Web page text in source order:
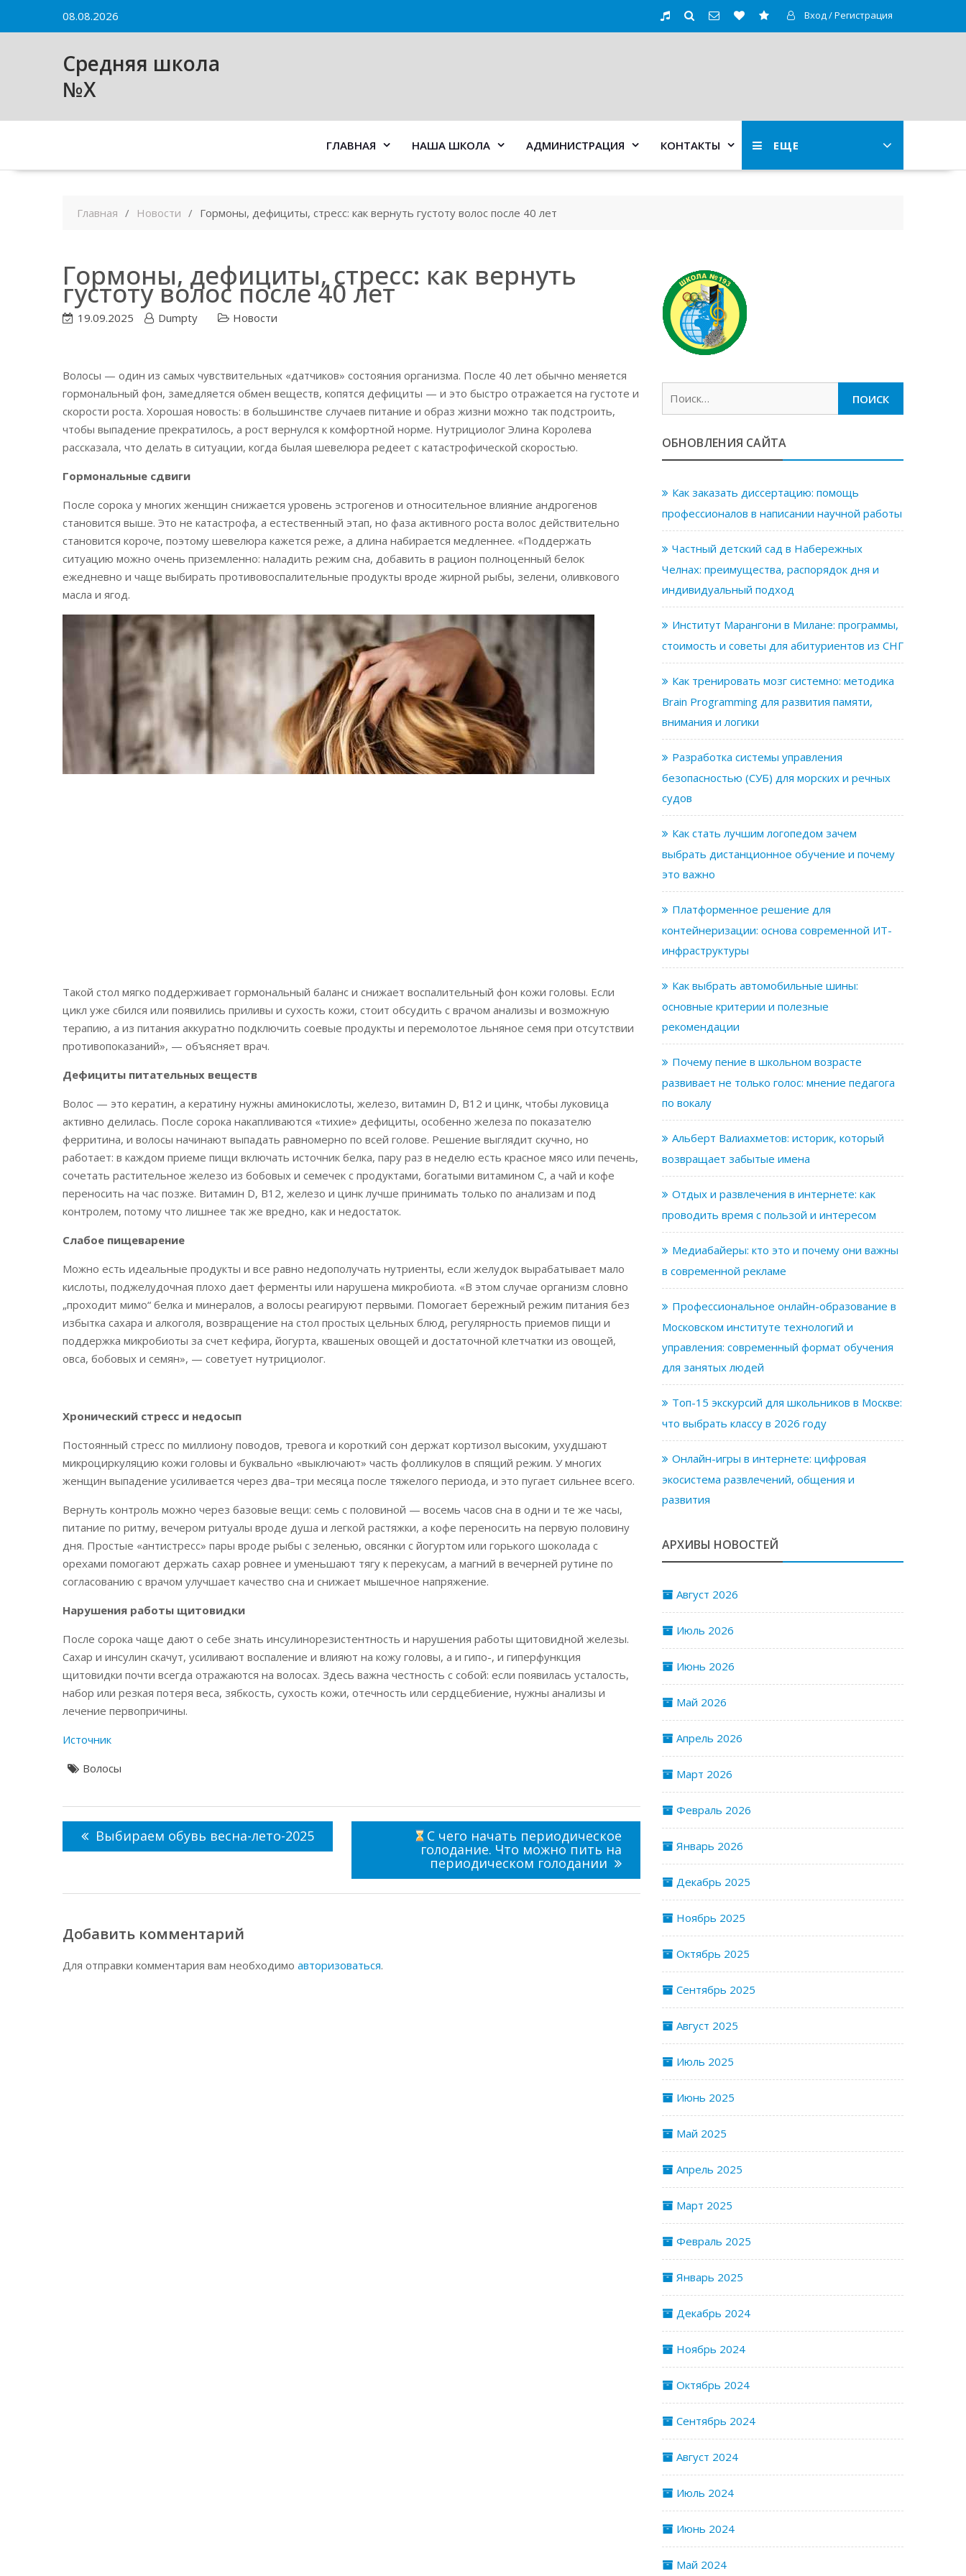
08.08.2026 Вход / Регистрация
Средняя школа
№X
ЕЩЕ
ГЛАВНАЯ НАША ШКОЛА АДМИНИСТРАЦИЯ КОНТАКТЫ
Главная Новости Гормоны, дефициты, стресс: как вернуть густоту волос после 40 лет
Гормоны, дефициты, стресс: как вернуть
густоту волос после 40 лет
19.09.2025 Dumpty Новости
Волосы — один из самых чувствительных «датчиков» состояния организма. После 40 лет обычно меняется
гормональный фон, замедляется обмен веществ, копятся дефициты — и это быстро отражается на густоте и
скорости роста. Хорошая новость: в большинстве случаев питание и образ жизни можно так подстроить,
чтобы выпадение прекратилось, а рост вернулся к комфортной норме. Нутрициолог Элина Королева
рассказала, что делать в ситуации, когда былая шевелюра редеет с катастрофической скоростью.
Гормональные сдвиги
После сорока у многих женщин снижается уровень эстрогенов и относительное влияние андрогенов
становится выше. Это не катастрофа, а естественный этап, но фаза активного роста волос действительно
становится короче, поэтому шевелюра кажется реже, а длина набирается медленнее. «Поддержать
ситуацию можно очень приземленно: наладить режим сна, добавить в рацион полноценный белок
ежедневно и чаще выбирать противовоспалительные продукты вроде жирной рыбы, зелени, оливкового
масла и ягод.
Такой стол мягко поддерживает гормональный баланс и снижает воспалительный фон кожи головы. Если
цикл уже сбился или появились приливы и сухость кожи, стоит обсудить с врачом анализы и возможную
терапию, а из питания аккуратно подключить соевые продукты и перемолотое льняное семя при отсутствии
противопоказаний», — объясняет врач.
Дефициты питательных веществ
Волос — это кератин, а кератину нужны аминокислоты, железо, витамин D, B12 и цинк, чтобы луковица
активно делилась. После сорока накапливаются «тихие» дефициты, особенно железа по показателю
ферритина, и волосы начинают выпадать равномерно по всей голове. Решение выглядит скучно, но
работает: в каждом приеме пищи включать источник белка, пару раз в неделю есть красное мясо или печень,
сочетать растительное железо из бобовых и семечек с продуктами, богатыми витамином C, а чай и кофе
переносить на час позже. Витамин D, B12, железо и цинк лучше принимать только по анализам и под
контролем, потому что лишнее так же вредно, как и недостаток.
Слабое пищеварение
Можно есть идеальные продукты и все равно недополучать нутриенты, если желудок вырабатывает мало
кислоты, поджелудочная плохо дает ферменты или нарушена микробиота. «В этом случае организм словно
„проходит мимо“ белка и минералов, а волосы реагируют первыми. Помогает бережный режим питания без
избытка сахара и алкоголя, возвращение на стол простых цельных блюд, регулярность приемов пищи и
поддержка микробиоты за счет кефира, йогурта, квашеных овощей и достаточной клетчатки из овощей,
овса, бобовых и семян», — советует нутрициолог.
Хронический стресс и недосып
Постоянный стресс по миллиону поводов, тревога и короткий сон держат кортизол высоким, ухудшают
микроциркуляцию кожи головы и буквально «выключают» часть фолликулов в спящий режим. У многих
женщин выпадение усиливается через два–три месяца после тяжелого периода, и это пугает сильнее всего.
Вернуть контроль можно через базовые вещи: семь с половиной — восемь часов сна в одни и те же часы,
питание по ритму, вечером ритуалы вроде душа и легкой растяжки, а кофе переносить на первую половину
дня. Простые «антистресс» пары вроде рыбы с зеленью, овсянки с йогуртом или горького шоколада с
орехами помогают держать сахар ровнее и уменьшают тягу к перекусам, а магний в вечерней рутине по
согласованию с врачом улучшает качество сна и снижает мышечное напряжение.
Нарушения работы щитовидки
После сорока чаще дают о себе знать инсулинорезистентность и нарушения работы щитовидной железы.
Сахар и инсулин скачут, усиливают воспаление и влияют на кожу головы, а и гипо-, и гиперфункция
щитовидки почти всегда отражаются на волосах. Здесь важна честность с собой: если появилась усталость,
набор или резкая потеря веса, зябкость, сухость кожи, отечность или сердцебиение, нужны анализы и
лечение первопричины.
Источник
Волосы
Навигация
по
записям
Выбираем обувь весна-лето-2025 С чего начать периодическое
голодание. Что можно пить на
периодическом голодании
Добавить комментарий
Для отправки комментария вам необходимо авторизоваться.
ОБНОВЛЕНИЯ САЙТА
Как заказать диссертацию: помощь
профессионалов в написании научной работы
Частный детский сад в Набережных
Челнах: преимущества, распорядок дня и
индивидуальный подход
Институт Марангони в Милане: программы,
стоимость и советы для абитуриентов из СНГ
Как тренировать мозг системно: методика
Brain Programming для развития памяти,
внимания и логики
Разработка системы управления
безопасностью (СУБ) для морских и речных
судов
Как стать лучшим логопедом зачем
выбрать дистанционное обучение и почему
это важно
Платформенное решение для
контейнеризации: основа современной ИТ-
инфраструктуры
Как выбрать автомобильные шины:
основные критерии и полезные
рекомендации
Почему пение в школьном возрасте
развивает не только голос: мнение педагога
по вокалу
Альберт Валиахметов: историк, который
возвращает забытые имена
Отдых и развлечения в интернете: как
проводить время с пользой и интересом
Медиабайеры: кто это и почему они важны
в современной рекламе
Профессиональное онлайн-образование в
Московском институте технологий и
управления: современный формат обучения
для занятых людей
Топ-15 экскурсий для школьников в Москве:
что выбрать классу в 2026 году
Онлайн-игры в интернете: цифровая
экосистема развлечений, общения и
развития
АРХИВЫ НОВОСТЕЙ
Август 2026
Июль 2026
Июнь 2026
Май 2026
Апрель 2026
Март 2026
Февраль 2026
Январь 2026
Декабрь 2025
Ноябрь 2025
Октябрь 2025
Сентябрь 2025
Август 2025
Июль 2025
Июнь 2025
Май 2025
Апрель 2025
Март 2025
Февраль 2025
Январь 2025
Декабрь 2024
Ноябрь 2024
Октябрь 2024
Сентябрь 2024
Август 2024
Июль 2024
Июнь 2024
Май 2024